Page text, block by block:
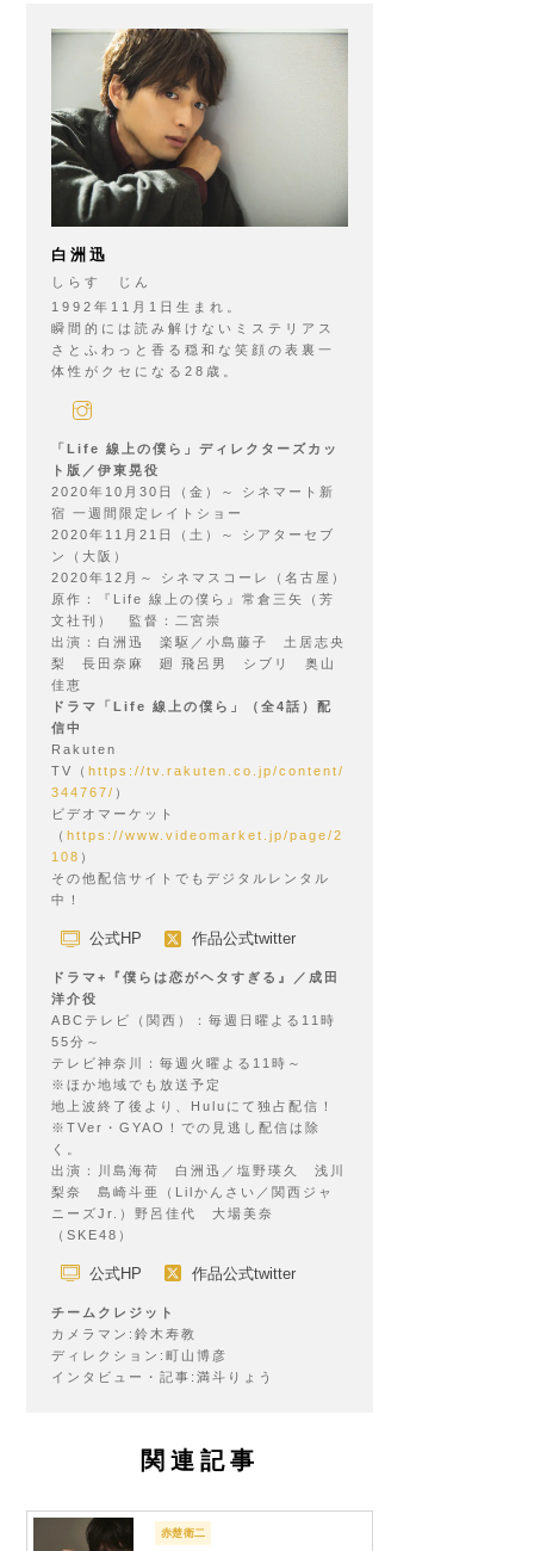
白洲迅
しらす じん
1992年11月1日生まれ。
瞬間的には読み解けないミステリアス
さとふわっと香る穏和な笑顔の表裏一
体性がクセになる28歳。
「Life 線上の僕ら」ディレクターズカッ
ト版／伊東晃役
2020年10月30日（金）～ シネマート新
宿 一週間限定レイトショー
2020年11月21日（土）～ シアターセブ
ン（大阪）
2020年12月～ シネマスコーレ（名古屋）
原作：『Life 線上の僕ら』常倉三矢（芳
文社刊） 監督：二宮崇
出演：白洲迅 楽駆／小島藤子 土居志央
梨 長田奈麻 廻 飛呂男 シブリ 奥山
佳恵
ドラマ「Life 線上の僕ら」（全4話）配
信中
Rakuten
TV（https://tv.rakuten.co.jp/content/
344767/ ）
ビデオマーケット
（https://www.videomarket.jp/page/2
108 ）
その他配信サイトでもデジタルレンタル
中！
公式HP 作品公式twitter
ドラマ+『僕らは恋がヘタすぎる』／成田
洋介役
ABCテレビ（関西）：毎週日曜よる11時
55分～
テレビ神奈川：毎週火曜よる11時～
※ほか地域でも放送予定
地上波終了後より、Huluにて独占配信！
※TVer・GYAO！での見逃し配信は除
く。
出演：川島海荷 白洲迅／塩野瑛久 浅川
梨奈 島崎斗亜（Lilかんさい／関西ジャ
ニーズJr.）野呂佳代 大場美奈
（SKE48）
公式HP 作品公式twitter
チームクレジット
カメラマン:鈴木寿教
ディレクション:町山博彦
インタビュー・記事:満斗りょう
関連記事
赤楚衛二